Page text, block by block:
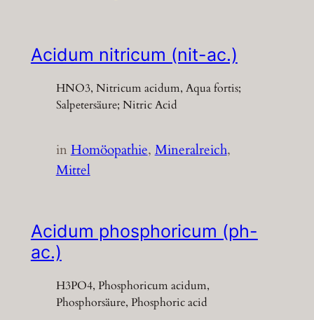
Acidum nitricum (nit-ac.)
HNO3, Nitricum acidum, Aqua fortis;
Salpetersäure; Nitric Acid
inHomöopathie, Mineralreich
Mittel
Acidum phosphoricum (ph-
ac.)
H3PO4, Phosphoricum acidum,
Phosphorsäure, Phosphoric acid